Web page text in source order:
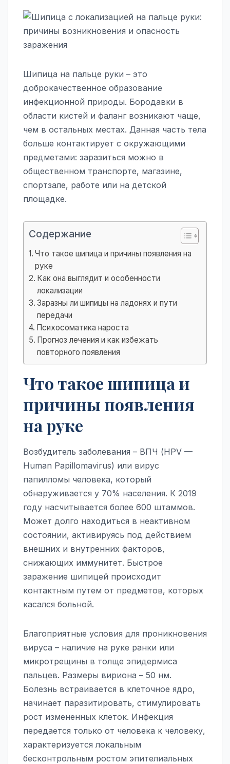
Шипица на пальце руки – это
доброкачественное образование
инфекционной природы. Бородавки в
области кистей и фаланг возникают чаще,
чем в остальных местах. Данная часть тела
больше контактирует с окружающими
предметами: заразиться можно в
общественном транспорте, магазине,
спортзале, работе или на детской
площадке.
Содержание
Что такое шипица и причины появления на
руке
Как она выглядит и особенности
локализации
Заразны ли шипицы на ладонях и пути
передачи
Психосоматика нароста
Прогноз лечения и как избежать
повторного появления
Что такое шипица и
причины появления
на руке
Возбудитель заболевания – ВПЧ (HPV —
Human Papillomavirus) или вирус
папилломы человека, который
обнаруживается у 70% населения. К 2019
году насчитывается более 600 штаммов.
Может долго находиться в неактивном
состоянии, активируясь под действием
внешних и внутренних факторов,
снижающих иммунитет. Быстрое
заражение шипицей происходит
контактным путем от предметов, которых
касался больной.
Благоприятные условия для проникновения
вируса – наличие на руке ранки или
микротрещины в толще эпидермиса
пальцев. Размеры вириона – 50 нм.
Болезнь встраивается в клеточное ядро,
начинает паразитировать, стимулировать
рост измененных клеток. Инфекция
передается только от человека к человеку,
характеризуется локальным
бесконтрольным ростом эпителиальных